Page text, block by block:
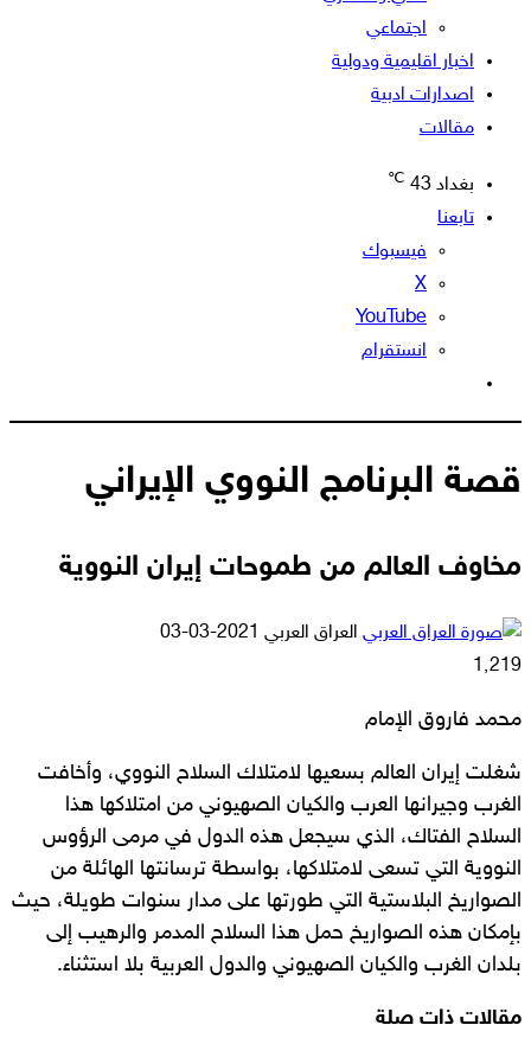
اجتماعي
اخبار اقليمية ودولية
اصدارات ادبية
مقالات
بغداد 43
℃
تابعنا
فيسبوك
‫X
‫YouTube
انستقرام
المظلم
قصة البرنامج النووي الإيراني
مخاوف العالم من طموحات إيران النووية
العراق العربي أرسل
2021-03-03
1٬219
محمد فاروق الإمام
شغلت إيران العالم بسعيها لامتلاك السلاح النووي، وأخافت
الغرب وجيرانها العرب والكيان الصهيوني من امتلاكها هذا
السلاح الفتاك، الذي سيجعل هذه الدول في مرمى الرؤوس
النووية التي تسعى لامتلاكها، بواسطة ترسانتها الهائلة من
الصواريخ البلاستية التي طورتها على مدار سنوات طويلة، حيث
بإمكان هذه الصواريخ حمل هذا السلاح المدمر والرهيب إلى
بلدان الغرب والكيان الصهيوني والدول العربية بلا استثناء.
مقالات ذات صلة